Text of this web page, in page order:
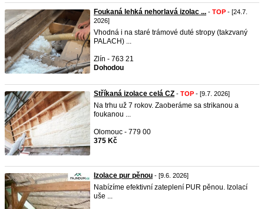
Foukaná lehká nehorlavá izolac ... - TOP - [24.7.
2026]
Vhodná i na staré trámové duté stropy (takzvaný
PALACH) ...
Zlín - 763 21
Dohodou
Stříkaná izolace celá CZ - TOP - [9.7. 2026]
Na trhu už 7 rokov. Zaoberáme sa strikanou a
foukanou ...
Olomouc - 779 00
375 Kč
Izolace pur pěnou - [9.6. 2026]
Nabízíme efektivní zateplení PUR pěnou. Izolací
uše ...